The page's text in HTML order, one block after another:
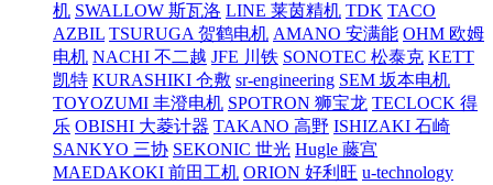
机 SWALLOW 斯瓦洛 LINE 莱茵精机 TDK TACO
AZBIL TSURUGA 贺鹤电机 AMANO 安满能 OHM 欧姆
电机 NACHI 不二越 JFE 川铁 SONOTEC 松泰克 KETT
凯特 KURASHIKI 仓敷 sr-engineering SEM 坂本电机
TOYOZUMI 丰澄电机 SPOTRON 狮宝龙 TECLOCK 得
乐 OBISHI 大菱计器 TAKANO 高野 ISHIZAKI 石崎
SANKYO 三协 SEKONIC 世光 Hugle 藤宫
MAEDAKOKI 前田工机 ORION 好利旺 u-technology